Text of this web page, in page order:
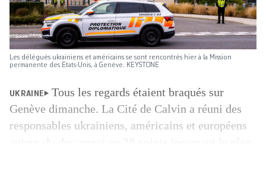
Les délégués ukrainiens et américains se sont rencontrés hier à la Mission
permanente des Etats-Unis, à Genève. KEYSTONE
UKRAINE
Tous les regards étaient braqués sur
Genève dimanche. La Cité de Calvin a réuni des
responsables ukrainiens, américains et européens